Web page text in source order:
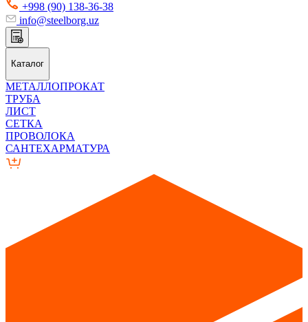
+998 (90) 138-36-38
info@steelborg.uz
Каталог
МЕТАЛЛОПРОКАТ
ТРУБА
ЛИСТ
СЕТКА
ПРОВОЛОКА
САНТЕХАРМАТУРА